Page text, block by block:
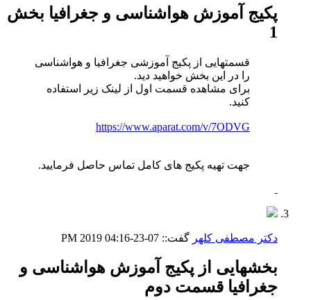
پکیج آموزش هواشناسی و جغرافیا بخش
1
قسمتهایی از پکیج آموزشی جغرافیا و هواشناسی
را در این بخش خواهید دید.
برای مشاهده قسمت اول از لینک زیر استفاده
کنید.
https://www.aparat.com/v/7ODVG
جهت تهیه پکیج های کامل تماس حاصل فرمایید.
دکتر مصطفی کلهر گفت:: 07-23-2019
04:16 PM
بخشهایی از پکیج آموزش هواشناسی و
جغرافیا قسمت دوم